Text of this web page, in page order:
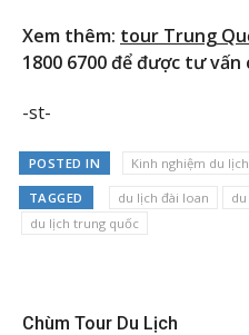
Xem thêm: tour Trung
1800 6700 để được tư
-st-
POSTED IN Kinh nghiệm du lịch
TAGGED du lịch đài loan
du lịch trung quốc
Chùm Tour Du Lịch